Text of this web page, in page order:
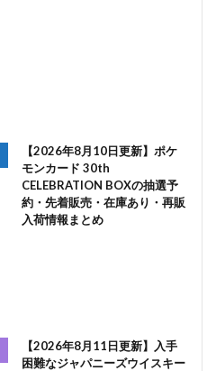
【2026年8月10日更新】ポケ
モンカード 30th
CELEBRATION BOXの抽選予
約・先着販売・在庫あり・再販
入荷情報まとめ
【2026年8月11日更新】入手
困難なジャパニーズウイスキー